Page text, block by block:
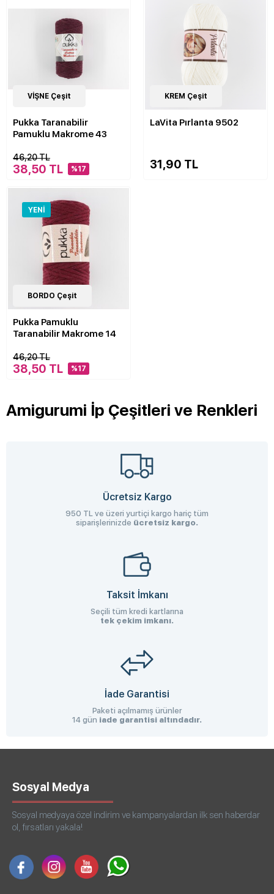
20Çeşit
VİŞNE Çeşit
Pukka Taranabilir
Pamuklu Makrome 43
46,20 TL
38,50 TL %17
34Çeşit
KREM Çeşit
LaVita Pırlanta 9502
31,90 TL
YENI
21Çeşit
BORDO Çeşit
Pukka Pamuklu
Taranabilir Makrome 14
46,20 TL
38,50 TL %17
Amigurumi İp Çeşitleri ve Renkleri
Ücretsiz Kargo
950 TL ve üzeri yurtiçi kargo hariç tüm
siparişlerinizde ücretsiz kargo.
Taksit İmkanı
Seçili tüm kredi kartlarına
tek çekim imkanı.
İade Garantisi
Paketi açılmamış ürünler
14 gün iade garantisi altındadır.
Sosyal Medya
Sosyal medyaya özel indirim ve kampanyalardan ilk sen haberdar
ol, fırsatları yakala!